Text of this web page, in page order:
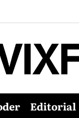
Editorial